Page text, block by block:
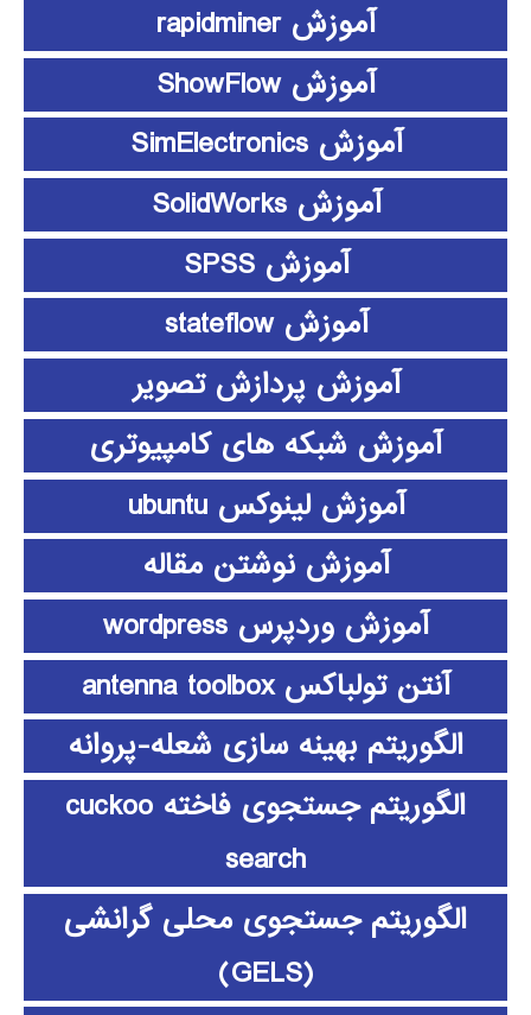
آموزش rapidminer
آموزش ShowFlow
آموزش SimElectronics
آموزش SolidWorks
آموزش SPSS
آموزش stateflow
آموزش پردازش تصویر
آموزش شبکه های کامپیوتری
آموزش لینوکس ubuntu
آموزش نوشتن مقاله
آموزش وردپرس wordpress
آنتن تولباکس antenna toolbox
الگوریتم بهینه سازی شعله-پروانه
الگوریتم جستجوی فاخته cuckoo
search
الگوریتم جستجوی محلی گرانشی
(GELS)